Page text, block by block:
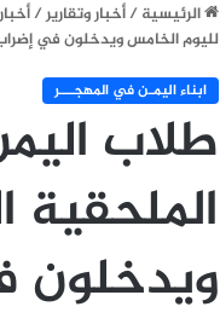
الرئيسية/أخبار وتقارير/
لليوم الخامس ويدخلون في
ابناء اليمـن في المهجـــر
طلاب
الملحقية
ويدخلون